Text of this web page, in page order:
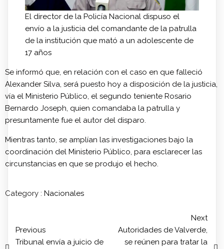
El director de la Policía Nacional dispuso el
envío a la justicia del comandante de la patrulla
de la institución que mató a un adolescente de
17 años
Se informó que, en relación con el caso en que falleció
Alexander Silva, será puesto hoy a disposición de la justicia,
vía el Ministerio Público, el segundo teniente Rosario
Bernardo Joseph, quien comandaba la patrulla y
presuntamente fue el autor del disparo.
Mientras tanto, se amplían las investigaciones bajo la
coordinación del Ministerio Público, para esclarecer las
circunstancias en que se produjo el hecho.
Category : Nacionales
Previous
Tribunal envía a juicio de
Next
Autoridades de Valverde,
se reúnen para tratar la